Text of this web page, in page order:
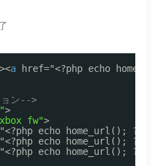
><a
href="<?php echo
ョン-->
>
fw">
echo home_url(); ?>/
echo home_url(); ?>/
echo home_url(); ?>/